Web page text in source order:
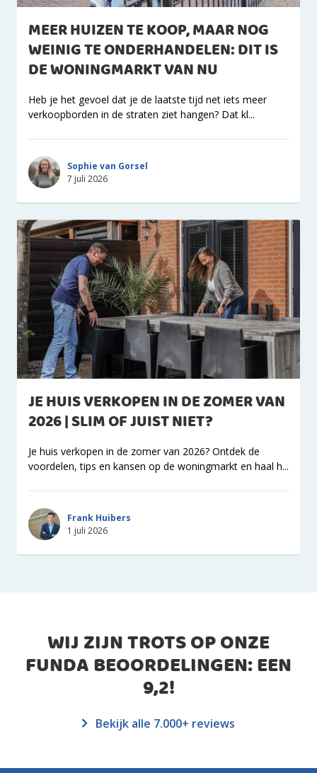
MEER HUIZEN TE KOOP, MAAR NOG
WEINIG TE ONDERHANDELEN: DIT IS
DE WONINGMARKT VAN NU
Heb je het gevoel dat je de laatste tijd net iets meer
verkoopborden in de straten ziet hangen? Dat kl...
Sophie van Gorsel
7 juli 2026
JE HUIS VERKOPEN IN DE ZOMER VAN
2026 | SLIM OF JUIST NIET?
Je huis verkopen in de zomer van 2026? Ontdek de
voordelen, tips en kansen op de woningmarkt en haal h...
Frank Huibers
1 juli 2026
WIJ ZIJN TROTS OP ONZE
FUNDA BEOORDELINGEN: EEN
9,2!
Bekijk alle 7.000+ reviews